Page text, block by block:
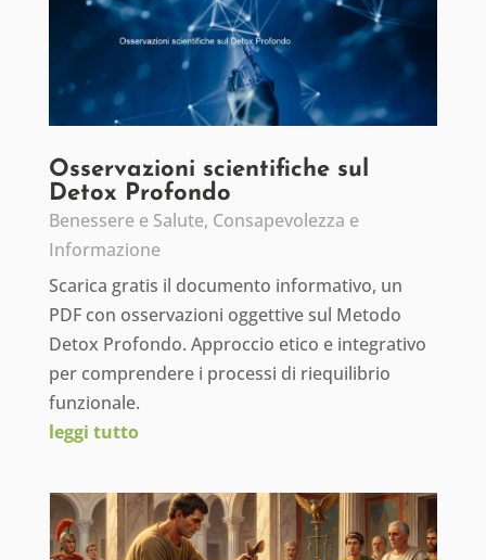
Osservazioni scientifiche sul
Detox Profondo
Benessere e Salute, Consapevolezza e
Informazione
Scarica gratis il documento informativo, un
PDF con osservazioni oggettive sul Metodo
Detox Profondo. Approccio etico e integrativo
per comprendere i processi di riequilibrio
funzionale.
leggi tutto